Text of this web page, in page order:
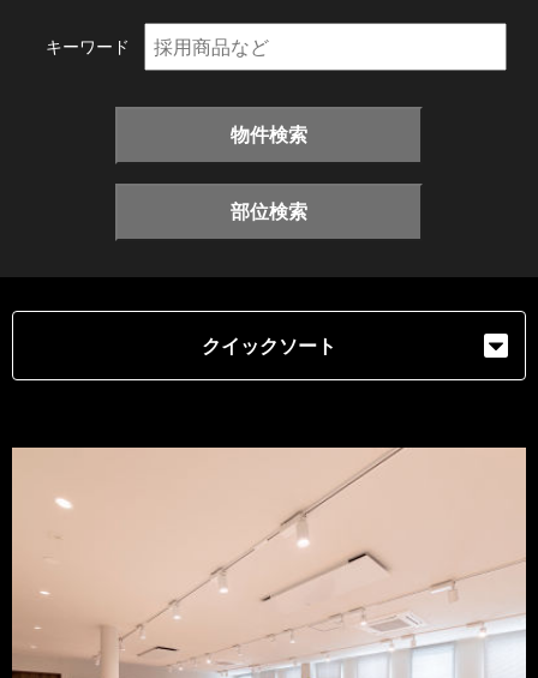
キーワード
物件検索
部位検索
クイックソート